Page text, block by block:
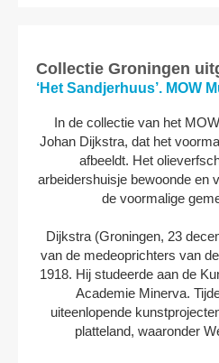
Collectie Groningen
‘Het Sandjerhuus’. MOW
In de collectie van het
Johan Dijkstra, dat het
afbeeldt. Het
arbeidershuisje bewoonde en
de voormalige
Dijkstra (Groningen, 23
van de medeoprichters van
1918. Hij studeerde aan de
Academie Minerva.
uiteenlopende
platteland, waaronder